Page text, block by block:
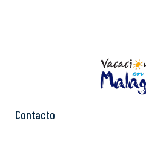
Contacto